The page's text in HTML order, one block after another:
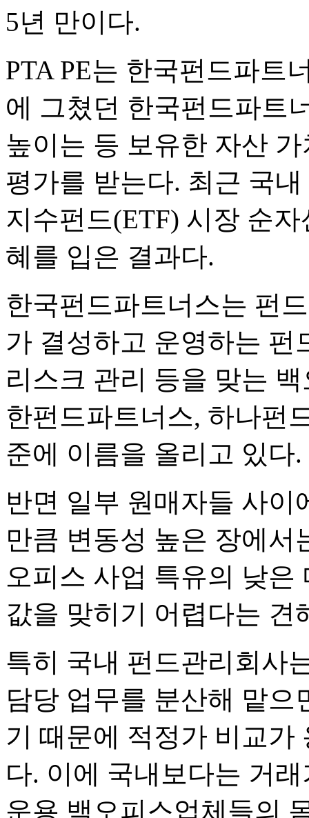
5년 만이다.
PTA PE는 한국펀드파트
에 그쳤던 한국펀드파트
높이는 등 보유한 자산
평가를 받는다. 최근 국
지수펀드(ETF) 시장 순
혜를 입은 결과다.
한국펀드파트너스는 펀
가 결성하고 운영하는 펀
리스크 관리 등을 맞는
한펀드파트너스, 하나펀
준에 이름을 올리고 있다.
반면 일부 원매자들 사
만큼 변동성 높은 장에
오피스 사업 특유의 낮은
값을 맞히기 어렵다는 견
특히 국내 펀드관리회사
담당 업무를 분산해 맡
기 때문에 적정가 비교가
다. 이에 국내보다는 거
운용 백오피스업체들의